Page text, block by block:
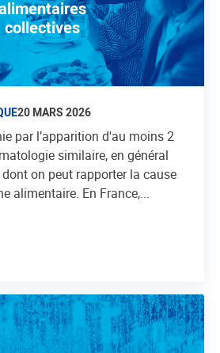
collectives
20 MARS 2026
par l’apparition d'au moins 2
similaire, en général
on peut rapporter la cause
alimentaire. En France,...